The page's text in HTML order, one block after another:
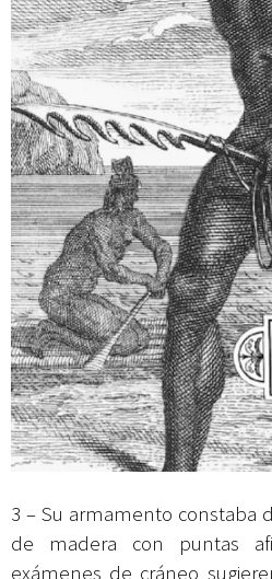
3 – Su armamento constaba
de madera con puntas
exámenes de cráneo